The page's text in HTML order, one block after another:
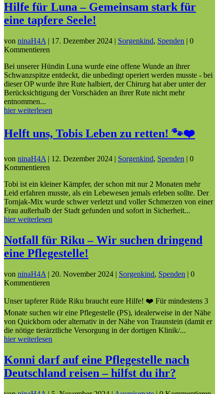
Hilfe für Luna – Gemeinsam stark für
eine tapfere Seele!
von ninaH4A | 17. Dezember 2024 | Sorgenkind, Spenden | 0
Kommentieren
Bei unserer Hündin Luna wurde eine offene Wunde an ihrer
Schwanzspitze entdeckt, die unbedingt operiert werden musste - bei
dieser OP wurde ihre Rute halbiert, der Chirurg hat aber unter der
Berücksichtigung der Vorschäden an ihrer Rute nicht mehr
entnommen...
hier weiterlesen
Helft uns, Tobis Leben zu retten! 🐾❤️
von ninaH4A | 12. Dezember 2024 | Sorgenkind, Spenden | 0
Kommentieren
Tobi ist ein kleiner Kämpfer, der schon mit nur 2 Monaten mehr
Leid erfahren musste, als ein Lebewesen jemals erleben sollte. Der
Tornjak-Mix wurde schwer verletzt und voller Schmerzen von einer
Frau außerhalb der Stadt gefunden und sofort in Sicherheit...
hier weiterlesen
Notfall für Riku – Wir suchen dringend
eine Pflegestelle!
von ninaH4A | 20. November 2024 | Sorgenkind, Spenden | 0
Kommentieren
Unser tapferer Rüde Riku braucht eure Hilfe! ❤️ Für mindestens 3
Monate suchen wir eine Pflegestelle (PS), idealerweise in der Nähe
von Quickborn oder alternativ in der Nähe von Traunstein (damit er
die nötige tierärztliche Versorgung in der dortigen Klinik/...
hier weiterlesen
Konni darf auf eine Pflegestelle nach
Deutschland reisen – hilfst du ihr?